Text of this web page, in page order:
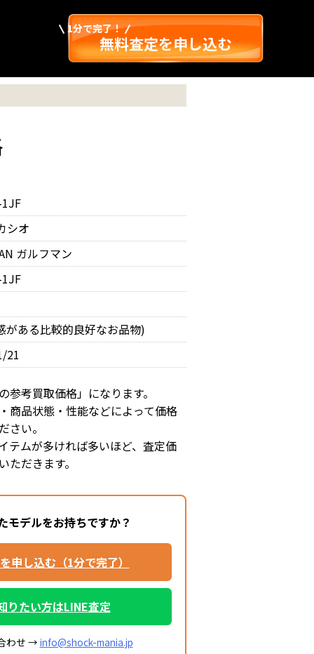
1分で完了！
無料査定を申し込む
シオ
ガルフマン
がある比較的良好なお品物)
21
考買取価格」になります。
商品状態・性能などによって価格
さい。
テムが多ければ多いほど、査定価
だきます。
モデルをお持ちですか？
申し込む（1分で完了）
りたい方はLINE査定
わせ → info@shock-mania.jp